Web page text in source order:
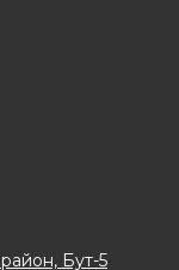
Бут-5